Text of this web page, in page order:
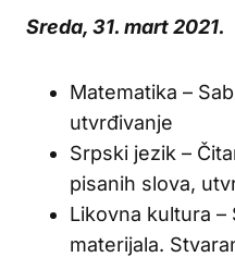
Sreda, 31. mart 2021.
Matematika –
utvrđivanje
Srpski jezik –
pisanih slova,
Likovna kultura –
materijala.